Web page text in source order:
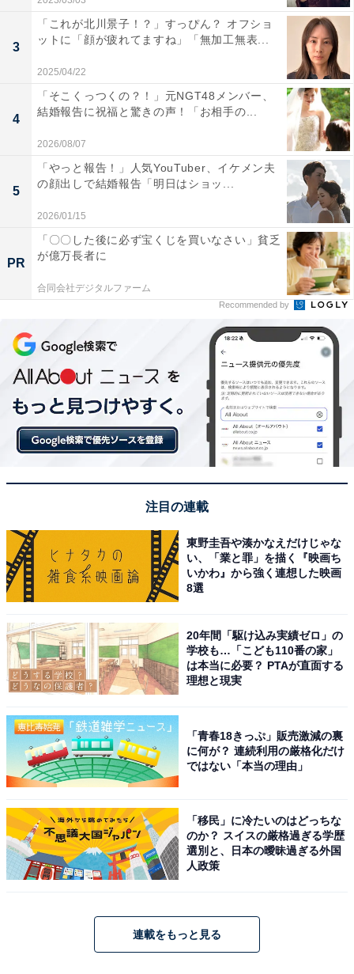
3
「これが北川景子！？」すっぴん？ オフショ
ットに「顔が疲れてますね」「無加工無表...
2025/04/22
4
「そこくっつくの？！」元NGT48メンバー、
結婚報告に祝福と驚きの声！「お相手の...
2026/08/07
5
「やっと報告！」人気YouTuber、イケメン夫
の顔出しで結婚報告「明日はショッ...
2026/01/15
PR
「〇〇した後に必ず宝くじを買いなさい」貧乏
が億万長者に
合同会社デジタルファーム
Recommended by
注目の連載
東野圭吾や湊かなえだけじゃな
い、「業と罪」を描く『映画ち
いかわ』から強く連想した映画
8選
20年間「駆け込み実績ゼロ」の
学校も…「こども110番の家」
は本当に必要？ PTAが直面する
理想と現実
「青春18きっぷ」販売激減の裏
に何が？ 連続利用の厳格化だけ
ではない「本当の理由」
「移民」に冷たいのはどっちな
のか？ スイスの厳格過ぎる学歴
選別と、日本の曖昧過ぎる外国
人政策
連載をもっと見る